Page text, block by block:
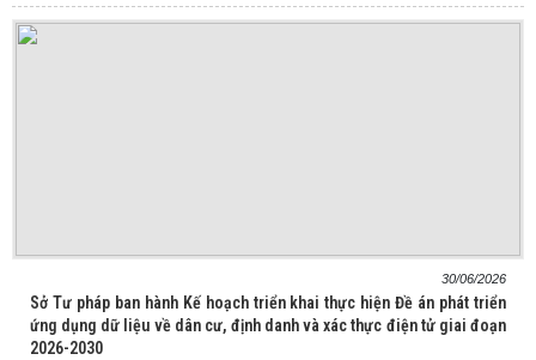
30/06/2026
Sở Tư pháp ban hành Kế hoạch triển khai thực hiện Đề án phát triển
ứng dụng dữ liệu về dân cư, định danh và xác thực điện tử giai đoạn
2026-2030